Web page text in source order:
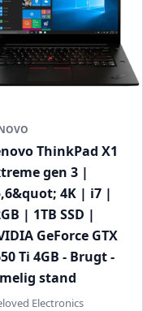
ThinkPad X1
gen 3 |
4K | i7 |
| 1TB SSD |
GeForce GTX
Ti 4GB - Brugt -
stand
Electronics